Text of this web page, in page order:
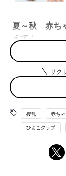
夏～秋 赤ち
えて！
夏から秋へと移
ため、室内の温
的にはママやパパ
す。また、涼し
めの大事なポイン
Ａ ママやパパ
サク
授乳 赤ち
ひよこクラブ